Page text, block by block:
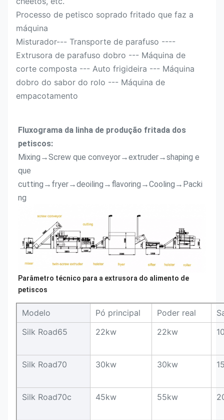
Processo de petisco soprado fritado que faz a
máquina
Misturador--- Transporte de parafuso ----
Extrusora de parafuso dobro --- Máquina de
corte composta --- Auto frigideira --- Máquina
dobro do sabor do rolo --- Máquina de
empacotamento
Fluxograma da linha de produção fritada dos
petiscos:
Mixing→Screw que conveyor→extruder→shaping e
que
cutting→fryer→deoiling→flavoring→Cooling→Packi
ng
Parâmetro técnico para a extrusora do alimento de
petiscos
Modelo Pó principal Poder real
Silk Road65
22kw 22kw
Silk Road70 30kw 30kw
Silk Road70c 45kw 55kw